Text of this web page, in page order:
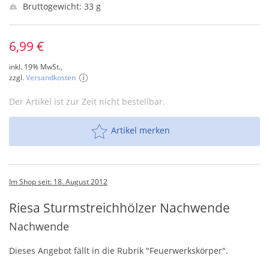
Bruttogewicht: 33 g
6,99 €
inkl. 19% MwSt.,
zzgl.Versandkosten
Der Artikel ist zur Zeit nicht bestellbar.
Artikel merken
Im Shop seit: 18. August 2012
Riesa Sturmstreichhölzer Nachwende
Nachwende
Dieses Angebot fällt in die Rubrik "Feuerwerkskörper".